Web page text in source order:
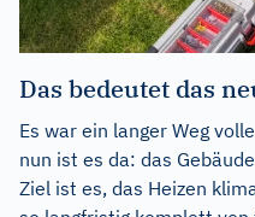
Das bedeutet das
Es war ein langer Weg
nun ist es da: das
Ziel ist es, das Heizen